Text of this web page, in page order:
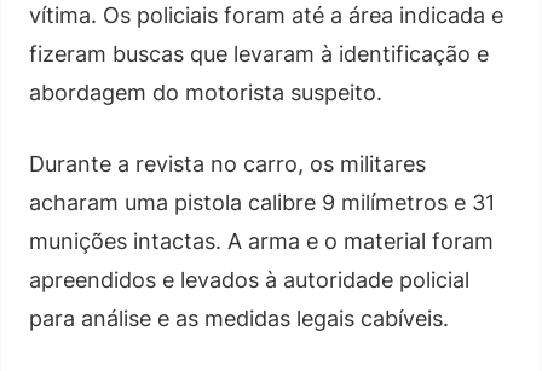
vítima. Os policiais foram até a área indicada e
fizeram buscas que levaram à identificação e
abordagem do motorista suspeito.
Durante a revista no carro, os militares
acharam uma pistola calibre 9 milímetros e 31
munições intactas. A arma e o material foram
apreendidos e levados à autoridade policial
para análise e as medidas legais cabíveis.